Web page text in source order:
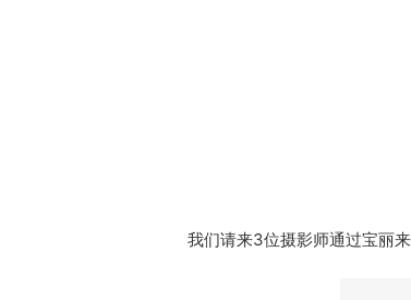
我们请来3位摄影师通过宝丽